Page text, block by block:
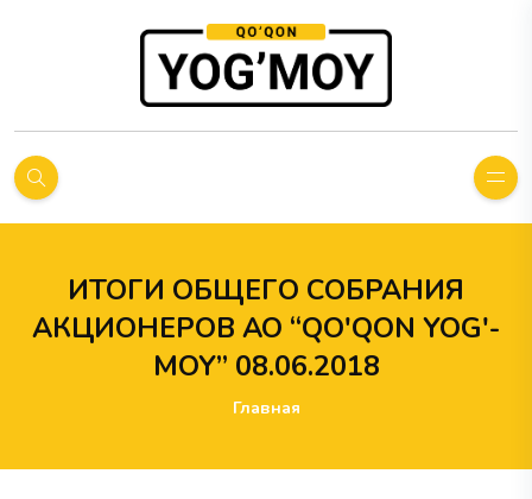
ИТОГИ ОБЩЕГО СОБРАНИЯ
АКЦИОНЕРОВ АО “QO'QON YOG'-
MOY” 08.06.2018
Главная